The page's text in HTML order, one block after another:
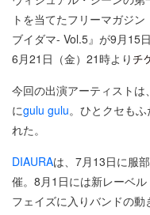
トを当てたフリーマガジ
ブイダマ- Vol.5』が9月15
6月21日（金）21時より
今回の出演アーティストは、
にgulu gulu。ひとクセも
れた。
DIAURAは、7月13日に服
催。8月1日には新レーベ
フェイズに入りバンドの動